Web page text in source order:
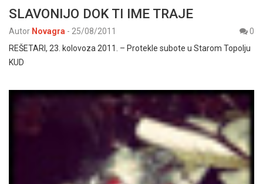
SLAVONIJO DOK TI IME TRAJE
Autor Novagra - 25/08/2011
0
REŠETARI, 23. kolovoza 2011. – Protekle subote u Starom Topolju
KUD